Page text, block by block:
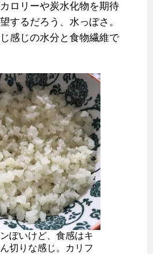
ロリーや炭水化物を期待
するだろう、水っぽさ。
感じの水分と食物繊維で
ぽいけど、食感はキ
切りな感じ。カリフ